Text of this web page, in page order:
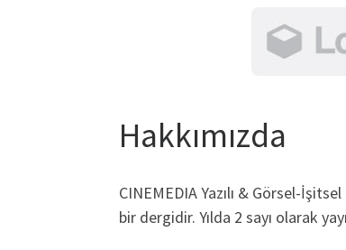
Hakkımızda
CINEMEDIA Yazılı & Görsel-
bir dergidir. Yılda 2 sayı olarak